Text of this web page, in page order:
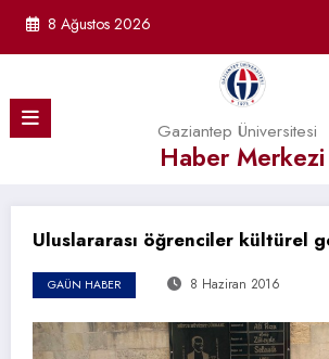
8 Ağustos 2026
Gaziantep Üniversitesi
Haber Merkezi
Uluslararası öğrenciler kültürel
GAÜN HABER 8 Haziran 2016